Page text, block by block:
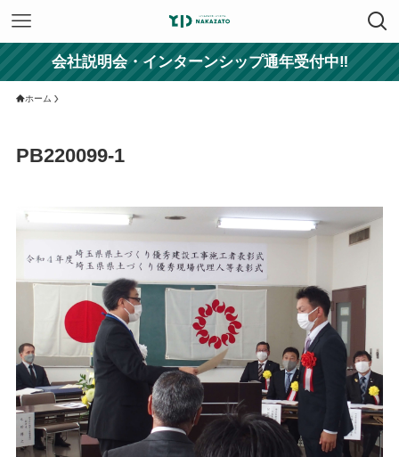
会社説明会・インターンシップ通年受付中‼
ホーム
PB220099-1